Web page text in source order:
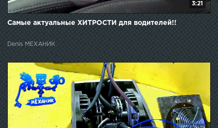
3:21
Самые актуальные ХИТРОСТИ для водителей!!
Denis МЕХАНИК